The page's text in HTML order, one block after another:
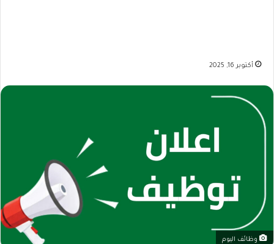
أكتوبر 16, 2025
وظائف اليوم